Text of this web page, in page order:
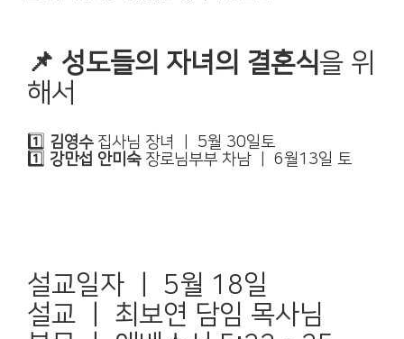
📌 성도들의 자녀의 결혼식을 위
해서
1️⃣ 김영수집사님 장녀 ㅣ 5월 30일토
1️⃣ 강만섭 안미숙장로님부부 차남 ㅣ 6월13일 토
설교일자 ㅣ 5월 18일
설교 ㅣ 최보연 담임 목사님